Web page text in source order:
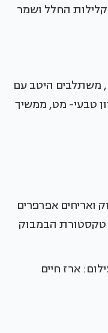
החלל ושמר
משתלבים היטב עם
טבעי- מט, ממשיך
ואריחים אפרפרים
טקסטורת הבמבוק
ארז חיים